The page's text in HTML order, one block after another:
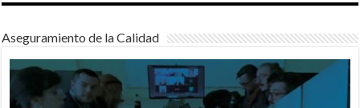
Aseguramiento de la Calidad